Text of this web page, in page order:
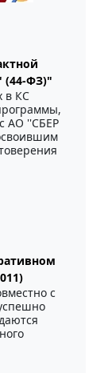
(44-ФЗ)"
в КС
АО ''СБЕР
с